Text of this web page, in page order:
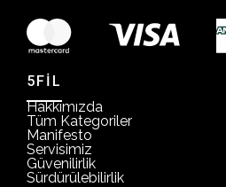
5FİL
Hakkımızda
Tüm Kategoriler
Manifesto
Servisimiz
Güvenilirlik
Sürdürülebilirlik